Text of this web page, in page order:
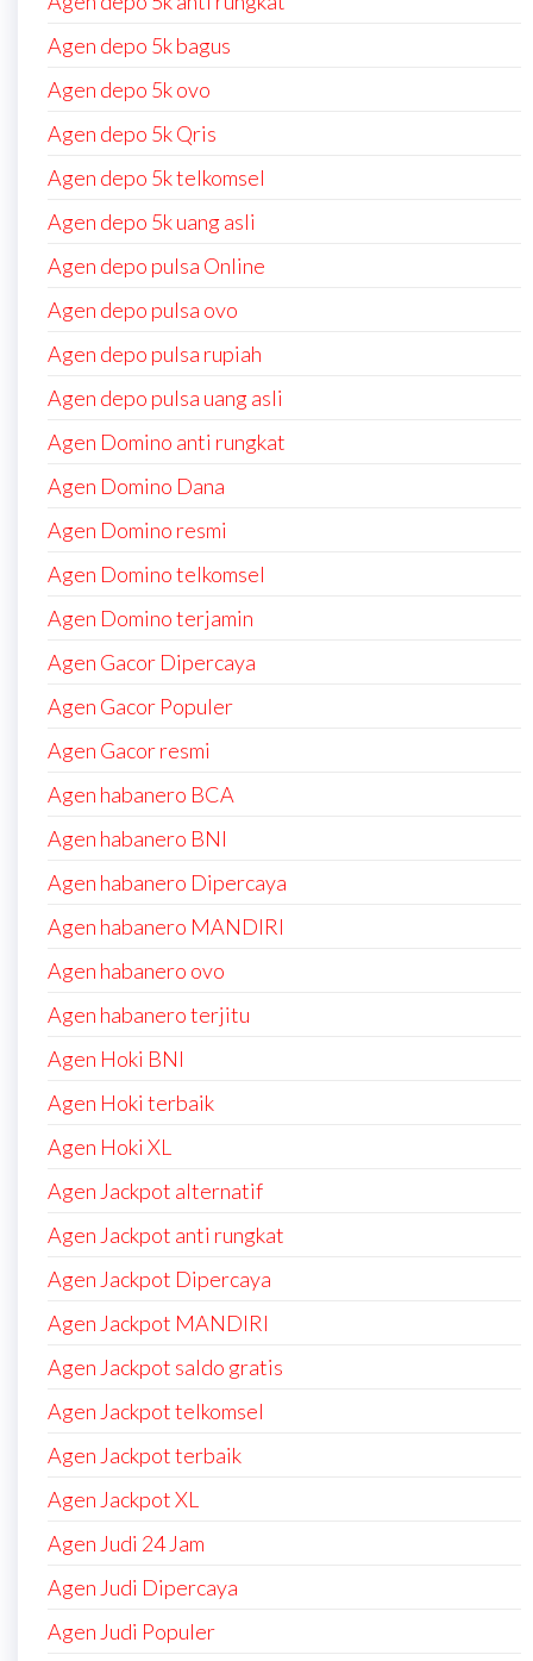
Agen depo 5k bagus
Agen depo 5k ovo
Agen depo 5k Qris
Agen depo 5k telkomsel
Agen depo 5k uang asli
Agen depo pulsa Online
Agen depo pulsa ovo
Agen depo pulsa rupiah
Agen depo pulsa uang asli
Agen Domino anti rungkat
Agen Domino Dana
Agen Domino resmi
Agen Domino telkomsel
Agen Domino terjamin
Agen Gacor Dipercaya
Agen Gacor Populer
Agen Gacor resmi
Agen habanero BCA
Agen habanero BNI
Agen habanero Dipercaya
Agen habanero MANDIRI
Agen habanero ovo
Agen habanero terjitu
Agen Hoki BNI
Agen Hoki terbaik
Agen Hoki XL
Agen Jackpot alternatif
Agen Jackpot anti rungkat
Agen Jackpot Dipercaya
Agen Jackpot MANDIRI
Agen Jackpot saldo gratis
Agen Jackpot telkomsel
Agen Jackpot terbaik
Agen Jackpot XL
Agen Judi 24 Jam
Agen Judi Dipercaya
Agen Judi Populer